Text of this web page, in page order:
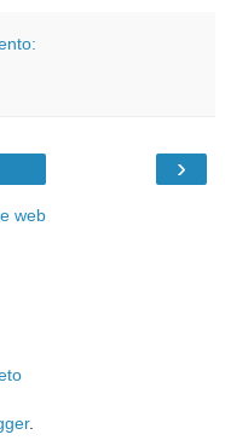
›
web
.